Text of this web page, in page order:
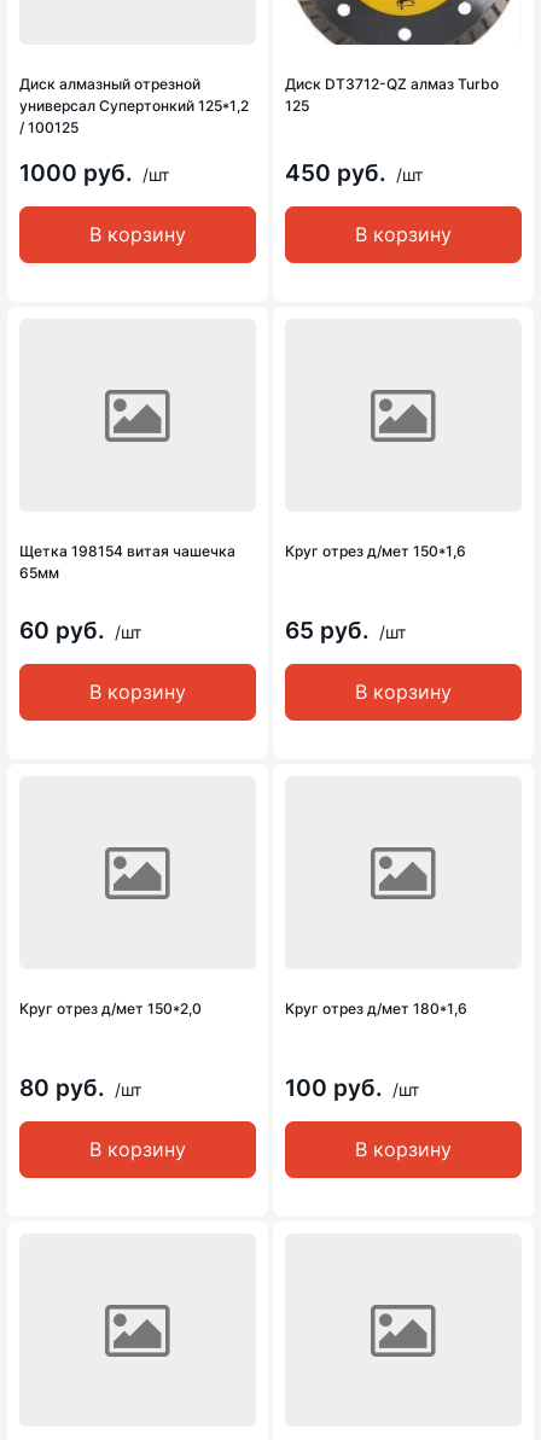
Диск алмазный отрезной
универсал Супертонкий 125*1,2
/ 100125
1000 руб. /шт
В корзину
Диск DT3712-QZ алмаз Turbo
125
450 руб. /шт
В корзину
Щетка 198154 витая чашечка
65мм
60 руб. /шт
В корзину
Круг отрез д/мет 150*1,6
65 руб. /шт
В корзину
Круг отрез д/мет 150*2,0
80 руб. /шт
В корзину
Круг отрез д/мет 180*1,6
100 руб. /шт
В корзину